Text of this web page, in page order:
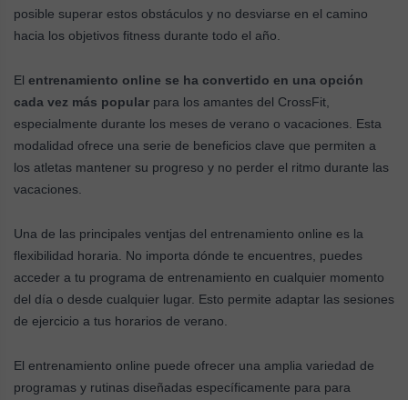
posible superar estos obstáculos y no desviarse en el camino
hacia los objetivos fitness durante todo el año.
El entrenamiento online se ha convertido en una opción
cada vez más popular para los amantes del CrossFit,
especialmente durante los meses de verano o vacaciones. Esta
modalidad ofrece una serie de beneficios clave que permiten a
los atletas mantener su progreso y no perder el ritmo durante las
vacaciones.
Una de las principales ventjas del entrenamiento online es la
flexibilidad horaria. No importa dónde te encuentres, puedes
acceder a tu programa de entrenamiento en cualquier momento
del día o desde cualquier lugar. Esto permite adaptar las sesiones
de ejercicio a tus horarios de verano.
El entrenamiento online puede ofrecer una amplia variedad de
programas y rutinas diseñadas específicamente para para